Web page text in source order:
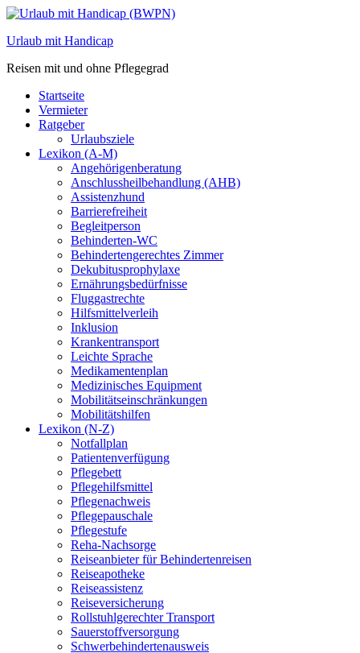
Zum
springen
Urlaub mit Handicap
Reisen mit und ohne Pflegegrad
Startseite
Vermieter
Ratgeber
Urlaubsziele
Lexikon (A-M)
Angehörigenberatung
Anschlussheilbehandlung (AHB)
Assistenzhund
Barrierefreiheit
Begleitperson
Behinderten-WC
Behindertengerechtes Zimmer
Dekubitusprophylaxe
Ernährungsbedürfnisse
Fluggastrechte
Hilfsmittelverleih
Inklusion
Krankentransport
Leichte Sprache
Medikamentenplan
Medizinisches Equipment
Mobilitätseinschränkungen
Mobilitätshilfen
Lexikon (N-Z)
Notfallplan
Patientenverfügung
Pflegebett
Pflegehilfsmittel
Pflegenachweis
Pflegepauschale
Pflegestufe
Reha-Nachsorge
Reiseanbieter für Behindertenreisen
Reiseapotheke
Reiseassistenz
Reiseversicherung
Rollstuhlgerechter Transport
Sauerstoffversorgung
Schwerbehindertenausweis